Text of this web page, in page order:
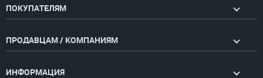
ПОКУПАТЕЛЯМ
ПРОДАВЦАМ / КОМПАНИЯМ
ИНФОРМАЦИЯ